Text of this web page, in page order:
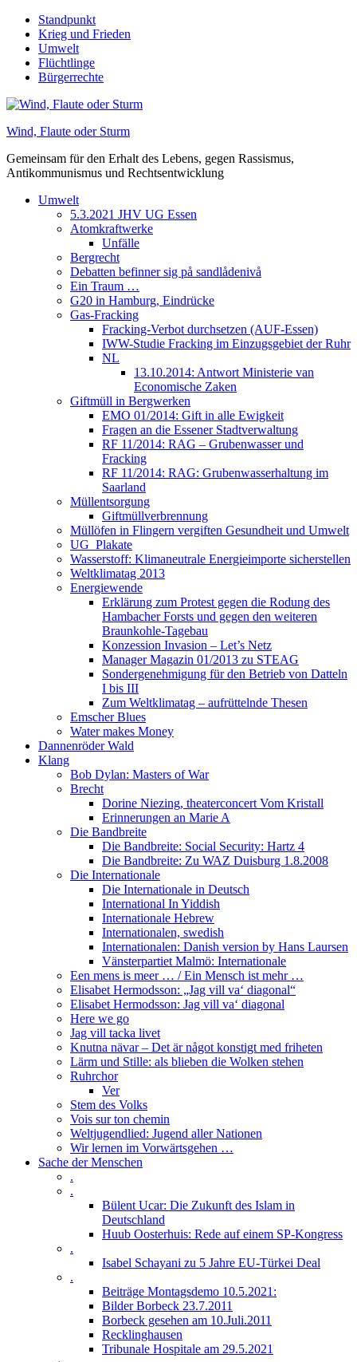
Skip
content
Standpunkt
Krieg und Frieden
Umwelt
Flüchtlinge
Bürgerrechte
Wind, Flaute oder Sturm
Gemeinsam für den Erhalt des Lebens, gegen Rassismus,
Antikommunismus und Rechtsentwicklung
Umwelt
5.3.2021 JHV UG Essen
Atomkraftwerke
Unfälle
Bergrecht
Debatten befinner sig på sandlådenivå
Ein Traum …
G20 in Hamburg, Eindrücke
Gas-Fracking
Fracking-Verbot durchsetzen (AUF-Essen)
IWW-Studie Fracking im Einzugsgebiet der Ruhr
NL
13.10.2014: Antwort Ministerie van
Economische Zaken
Giftmüll in Bergwerken
EMO 01/2014: Gift in alle Ewigkeit
Fragen an die Essener Stadtverwaltung
RF 11/2014: RAG – Grubenwasser und
Fracking
RF 11/2014: RAG: Grubenwasserhaltung im
Saarland
Müllentsorgung
Giftmüllverbrennung
Müllöfen in Flingern vergiften Gesundheit und Umwelt
UG_Plakate
Wasserstoff: Klimaneutrale Energieimporte sicherstellen
Weltklimatag 2013
Energiewende
Erklärung zum Protest gegen die Rodung des
Hambacher Forsts und gegen den weiteren
Braunkohle-Tagebau
Konzession Invasion – Let’s Netz
Manager Magazin 01/2013 zu STEAG
Sondergenehmigung für den Betrieb von Datteln
I bis III
Zum Weltklimatag – aufrüttelnde Thesen
Emscher Blues
Water makes Money
Dannenröder Wald
Klang
Bob Dylan: Masters of War
Brecht
Dorine Niezing, theaterconcert Vom Kristall
Erinnerungen an Marie A
Die Bandbreite
Die Bandbreite: Social Security: Hartz 4
Die Bandbreite: Zu WAZ Duisburg 1.8.2008
Die Internationale
Die Internationale in Deutsch
International In Yiddish
Internationale Hebrew
Internationalen, swedish
Internationalen: Danish version by Hans Laursen
Vänsterpartiet Malmö: Internationale
Een mens is meer … / Ein Mensch ist mehr …
Elisabet Hermodsson: „Jag vill va‘ diagonal“
Elisabet Hermodsson: Jag vill va‘ diagonal
Here we go
Jag vill tacka livet
Knutna nävar – Det är något konstigt med friheten
Lärm und Stille: als blieben die Wolken stehen
Ruhrchor
Ver
Stem des Volks
Vois sur ton chemin
Weltjugendlied: Jugend aller Nationen
Wir lernen im Vorwärtsgehen …
Sache der Menschen
.
.
Bülent Ucar: Die Zukunft des Islam in
Deutschland
Huub Oosterhuis: Rede auf einem SP-Kongress
.
Isabel Schayani zu 5 Jahre EU-Türkei Deal
.
Beiträge Montagsdemo 10.5.2021:
Bilder Borbeck 23.7.2011
Borbeck gesehen am 10.Juli.2011
Recklinghausen
Tribunale Hospitale am 29.5.2021